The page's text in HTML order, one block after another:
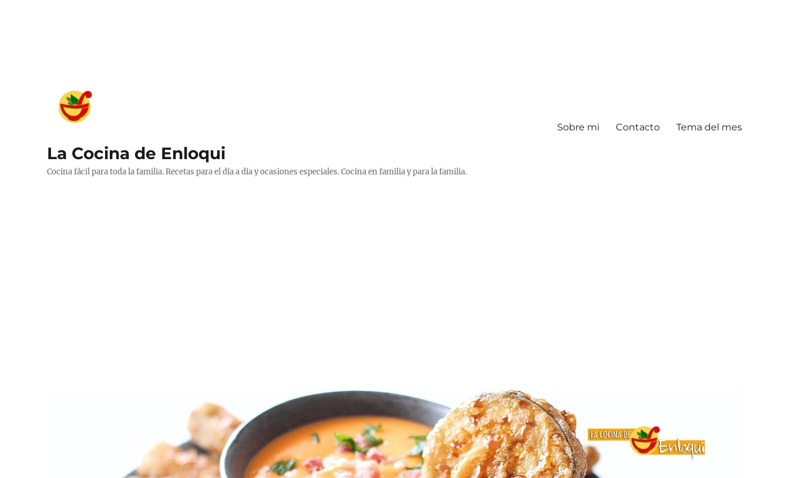
La Cocina de Enloqui
Cocina fácil para toda la familia. Recetas para el día a día y ocasiones especiales. Cocina en familia y para la familia.
Sobre mi Contacto Tema del mes